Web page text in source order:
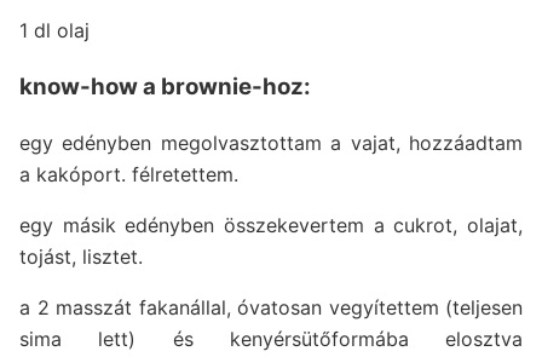
1 dl olaj
know-how a brownie-hoz:
egy edényben megolvasztottam a vajat, hozzáadtam
a kakóport. félretettem.
egy másik edényben összekevertem a cukrot, olajat,
tojást, lisztet.
a 2 masszát fakanállal, óvatosan vegyítettem (teljesen
sima lett) és kenyérsütőformába elosztva